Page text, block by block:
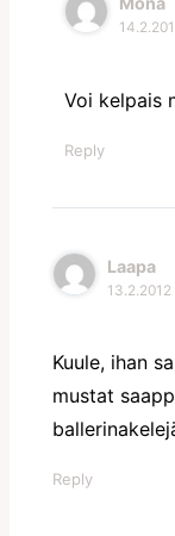
Voi kelpais
Reply
Laapa
Kuule, ihan
mustat
Reply